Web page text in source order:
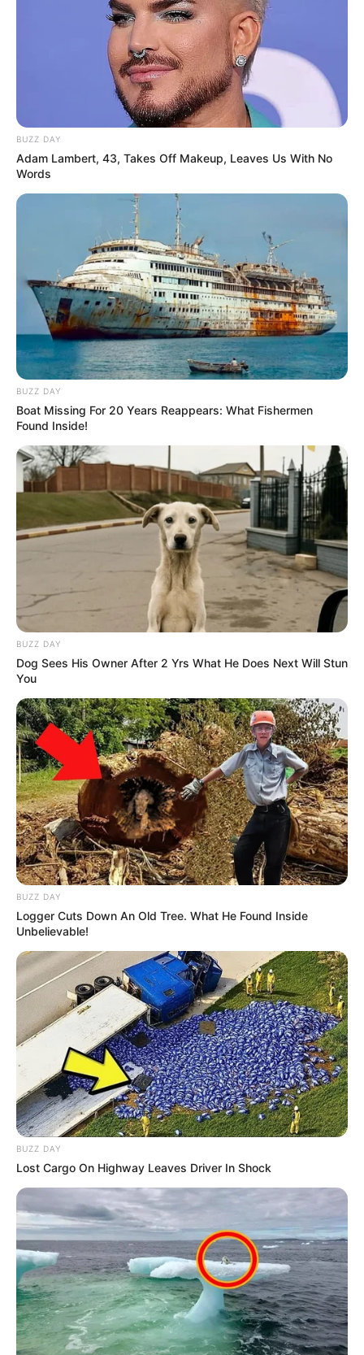
BUZZ DAY
Adam Lambert, 43, Takes Off Makeup, Leaves Us With No
Words
BUZZ DAY
Boat Missing For 20 Years Reappears: What Fishermen
Found Inside!
BUZZ DAY
Dog Sees His Owner After 2 Yrs What He Does Next Will Stun
You
BUZZ DAY
Logger Cuts Down An Old Tree. What He Found Inside
Unbelievable!
BUZZ DAY
Lost Cargo On Highway Leaves Driver In Shock